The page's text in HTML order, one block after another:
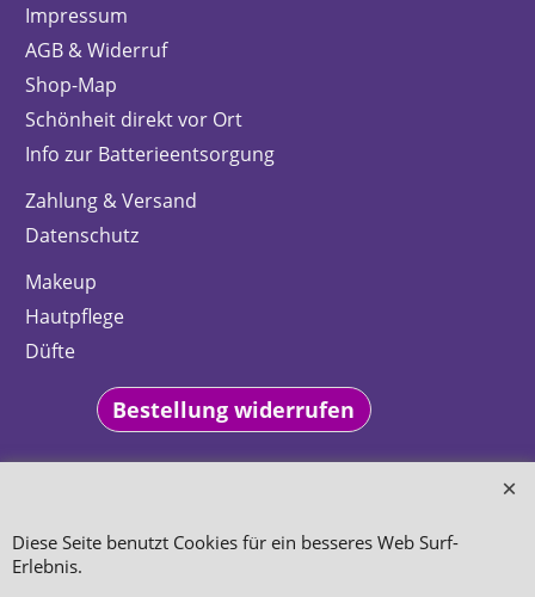
Impressum
AGB & Widerruf
Shop-Map
Schönheit direkt vor Ort
Info zur Batterieentsorgung
Zahlung & Versand
Datenschutz
Makeup
Hautpflege
Düfte
Bestellung widerrufen
WebShop erstellt mit
ShopFactory Shop
Diese Seite benutzt Cookies für ein besseres Web Surf-
Erlebnis.